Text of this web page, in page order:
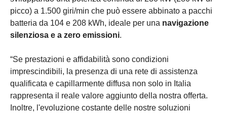
picco) a 1.500 giri/min che può essere abbinato a pacchi
batteria da 104 e 208 kWh, ideale per una navigazione
silenziosa e a zero emissioni.
“Se prestazioni e affidabilità sono condizioni
imprescindibili, la presenza di una rete di assistenza
qualificata e capillarmente diffusa non solo in Italia
rappresenta il reale valore aggiunto della nostra offerta.
Inoltre, l'evoluzione costante delle nostre soluzioni